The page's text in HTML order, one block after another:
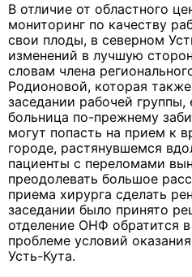
В отличие от областного
мониторинг по качеству
свои плоды, в северном
изменений в лучшую
словам члена
Родионовой, которая
заседании рабочей группы,
больница по-прежнему
могут попасть на прием к
городе, растянувшемся
пациенты с переломами
преодолевать большое
приема хирурга сделать
заседании было принято
отделение ОНФ обратится
проблеме условий
Усть-Кута.